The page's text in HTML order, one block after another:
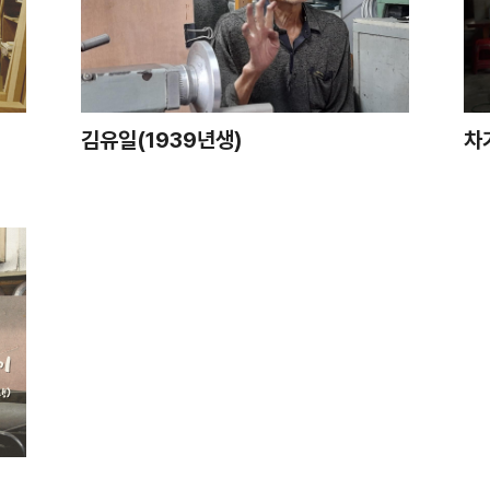
김유일(1939년생) 차